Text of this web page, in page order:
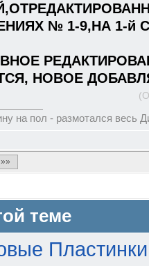
№ 1-9,НА 1-й
НОВОЕ
на пол - размотался весь
теме
Пластинки